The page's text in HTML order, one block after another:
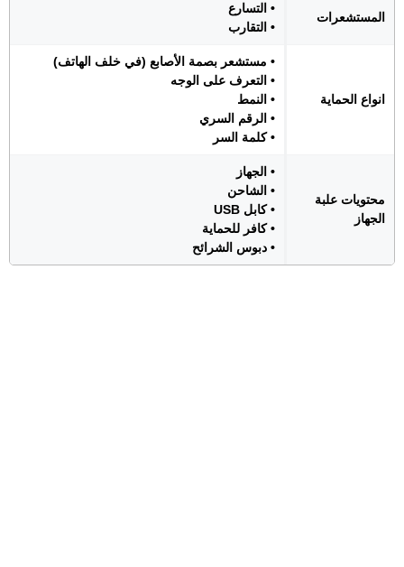
المستشعرات
• التسارع
• التقارب
انواع الحماية
• مستشعر بصمة الأصابع (في خلف الهاتف)
• التعرف على الوجه
• النمط
• الرقم السري
• كلمة السر
محتويات علبة
الجهاز
• الجهاز
• الشاحن
• كابل USB
• كافر للحماية
• دبوس الشرائح